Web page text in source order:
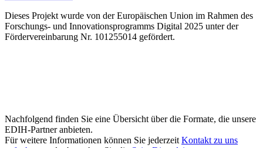
Dieses Projekt wurde von der Europäischen Union im Rahmen des
Forschungs- und Innovationsprogramms Digital 2025 unter der
Fördervereinbarung Nr. 101255014 gefördert.
Nachfolgend finden Sie eine Übersicht über die Formate, die unsere
EDIH-Partner anbieten.
Für weitere Informationen können Sie jederzeit Kontakt zu uns